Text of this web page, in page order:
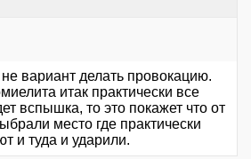
вариант делать провокацию.
итак практически все
вспышка, то это покажет что от
место где практически
и туда и ударили.